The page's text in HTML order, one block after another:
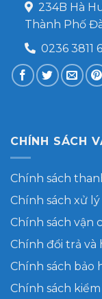
234B Hà
Thành Phố
0236 3811
CHÍNH SÁCH
Chính sách
Chính sách xử
Chính sách vận
Chính đổi trả và
Chính sách bảo
Chính sách